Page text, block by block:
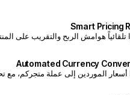
Smart Pricing
تلقائياً هوامش الربح والتقريب على
Automated Currency
أسعار الموردين إلى عملة متجركم، مع